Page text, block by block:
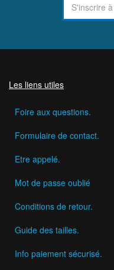
Les liens utiles
Foire aux questions.
Formulaire de contact.
Etre appelé.
Mot de passe oublié
Conditions de retour.
Guide des tailles.
Info paiement sécurisé.